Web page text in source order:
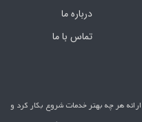
درباره ما
تماس با ما
با هدف بهبود در ارائه هر چه بهتر خدمات شروع بکار کرد و